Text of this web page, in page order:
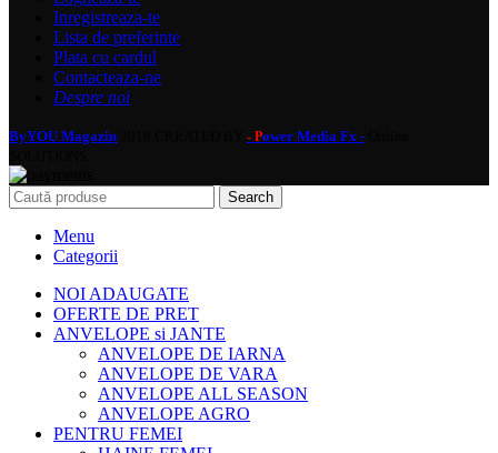
Inregistreaza-te
Lista de preferinte
Plata cu cardul
Contacteaza-ne
Despre noi
ByYOU Magazin - Power Media Fx -
Search
Menu
Categorii
NOI ADAUGATE
OFERTE DE PRET
ANVELOPE si JANTE
ANVELOPE DE IARNA
ANVELOPE DE VARA
ANVELOPE ALL SEASON
ANVELOPE AGRO
PENTRU FEMEI